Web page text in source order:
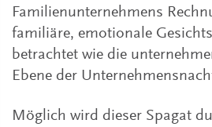
Familienunternehmens
familiäre, emotionale
betrachtet wie die
Ebene der
Möglich wird dieser Spagat